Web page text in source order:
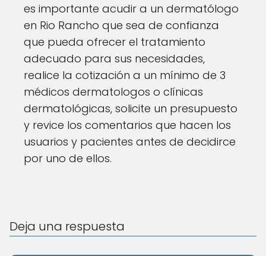
es importante acudir a un dermatólogo
en Rio Rancho que sea de confianza
que pueda ofrecer el tratamiento
adecuado para sus necesidades,
realice la cotización a un mínimo de 3
médicos dermatologos o clínicas
dermatológicas, solicite un presupuesto
y revice los comentarios que hacen los
usuarios y pacientes antes de decidirce
por uno de ellos.
Deja una respuesta